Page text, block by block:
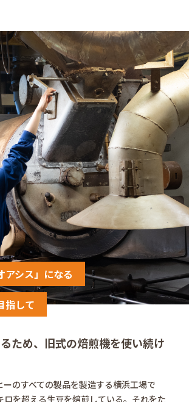
アシス」になる
指して
ため、旧式の焙煎機を使い続け
のすべての製品を製造する横浜工場で
ロを超える生豆を焙煎している。それをた